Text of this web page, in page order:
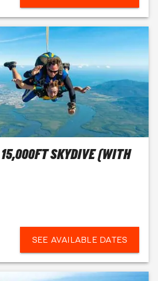
SKYDIVE (WITH
SEE AVAILABLE DATES